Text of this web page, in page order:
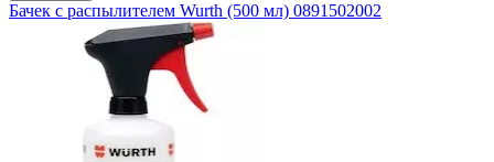
Бачек с распылителем Wurth (500 мл) 0891502002